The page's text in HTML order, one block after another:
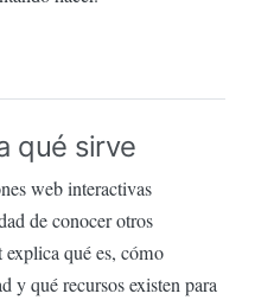
qué sirve
web interactivas
de conocer otros
explica qué es, cómo
y qué recursos existen para